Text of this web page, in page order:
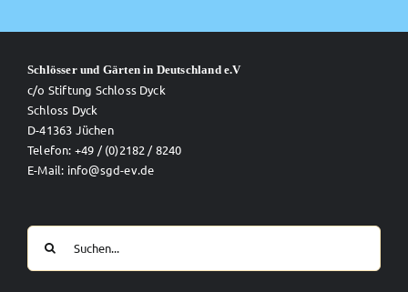
Schlösser und Gärten in Deutschland e.V
c/o Stiftung Schloss Dyck
Schloss Dyck
D-41363 Jüchen
Telefon: +49 / (0)2182 / 8240
E-Mail: info@sgd-ev.de
Suche
nach: